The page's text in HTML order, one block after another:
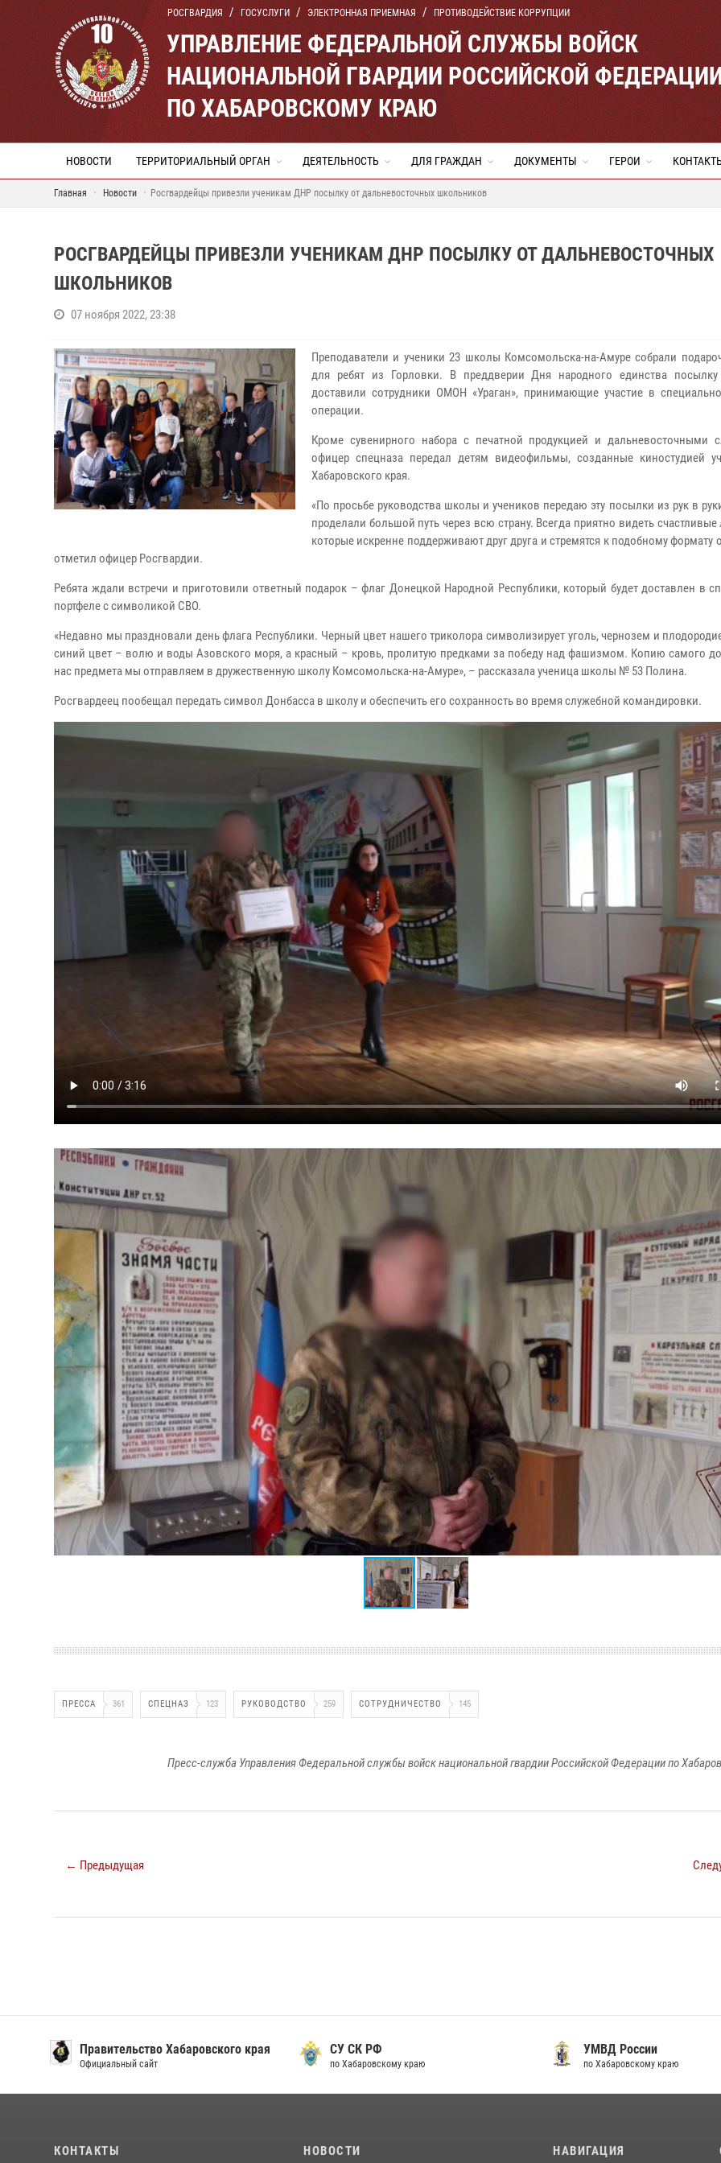
РОСГВАРДИЯ ГОСУСЛУГИ ЭЛЕКТРОННАЯ ПРИЕМНАЯ ПРОТИВОДЕЙСТВИЕ КОРРУПЦИИ
УПРАВЛЕНИЕ ФЕДЕРАЛЬНОЙ СЛУЖБЫ ВОЙСК
НАЦИОНАЛЬНОЙ ГВАРДИИ РОССИЙСКОЙ
ПО ХАБАРОВСКОМУ КРАЮ
НОВОСТИ ТЕРРИТОРИАЛЬНЫЙ ОРГАН ДЕЯТЕЛЬНОСТЬ ДЛЯ ГРАЖДАН ДОКУМЕНТЫ ГЕРОИ
Главная Новости Росгвардейцы привезли ученикам ДНР посылку от дальневосточных школьников
РОСГВАРДЕЙЦЫ ПРИВЕЗЛИ УЧЕНИКАМ ДНР ПОСЫЛКУ ОТ ДАЛЬНЕВОСТОЧНЫХ
ШКОЛЬНИКОВ
07 ноября 2022, 23:38
Преподаватели и ученики 23 школы Комсомольска-на-Амуре собрали
для ребят из Горловки. В преддверии Дня народного единства посылку
доставили сотрудники ОМОН «Ураган», принимающие участие в
операции.
Кроме сувенирного набора с печатной продукцией и дальневосточными
офицер спецназа передал детям видеофильмы, созданные киностудией
Хабаровского края.
«По просьбе руководства школы и учеников передаю эту посылки из рук в
проделали большой путь через всю страну. Всегда приятно видеть счастливые
которые искренне поддерживают друг друга и стремятся к подобному формату
отметил офицер Росгвардии.
Ребята ждали встречи и приготовили ответный подарок – флаг Донецкой Народной Республики, который будет доставлен в
портфеле с символикой СВО.
«Недавно мы праздновали день флага Республики. Черный цвет нашего триколора символизирует уголь, чернозем и
синий цвет – волю и воды Азовского моря, а красный – кровь, пролитую предками за победу над фашизмом. Копию самого
нас предмета мы отправляем в дружественную школу Комсомольска-на-Амуре», – рассказала ученица школы № 53 Полина.
Росгвардеец пообещал передать символ Донбасса в школу и обеспечить его сохранность во время служебной командировки.
ПРЕССА 361 СПЕЦНАЗ 123 РУКОВОДСТВО 259 СОТРУДНИЧЕСТВО 145
Пресс-служба Управления Федеральной службы войск национальной гвардии Российской Федерации по
← Предыдущая
Правительство Хабаровского края
Официальный сайт
СУ СК РФ
по Хабаровскому краю
УМВД России
по Хабаровскому краю
КОНТАКТЫ НОВОСТИ НАВИГАЦИЯ